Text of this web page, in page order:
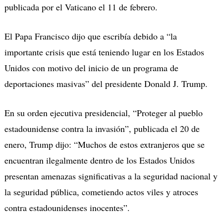
publicada por el Vaticano el 11 de febrero.
El Papa Francisco dijo que escribía debido a “la
importante crisis que está teniendo lugar en los Estados
Unidos con motivo del inicio de un programa de
deportaciones masivas” del presidente Donald J. Trump.
En su orden ejecutiva presidencial, “Proteger al pueblo
estadounidense contra la invasión”, publicada el 20 de
enero, Trump dijo: “Muchos de estos extranjeros que se
encuentran ilegalmente dentro de los Estados Unidos
presentan amenazas significativas a la seguridad nacional y
la seguridad pública, cometiendo actos viles y atroces
contra estadounidenses inocentes”.